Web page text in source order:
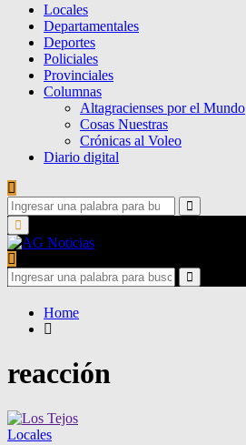
Locales
Departamentales
Deportes
Policiales
Provinciales
Columnas
Altagracienses por el Mundo
Cosas Nuestras
Crónicas al Voleo
Diario digital
Search
for:
Search
Primary
Menu
Search
for:
Search
Home
reacción
Locales